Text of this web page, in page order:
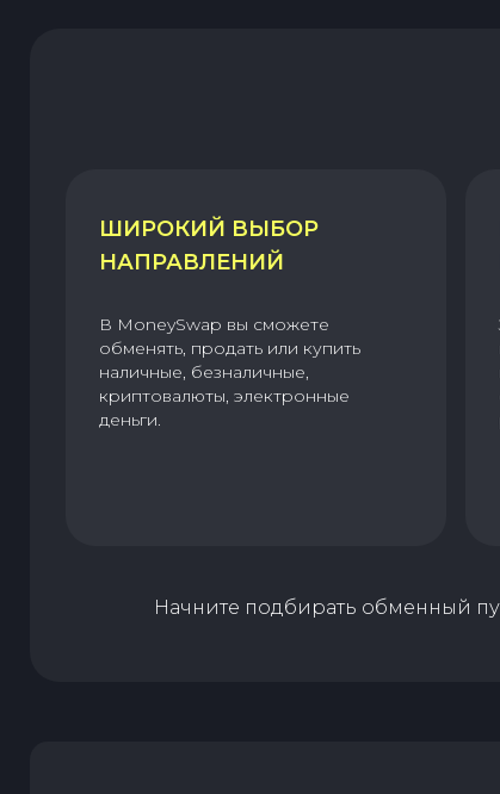
ШИРОКИЙ ВЫБОР
НАПРАВЛЕНИЙ
В MoneySwap вы сможете
обменять, продать или купить
наличные, безналичные,
криптовалюты, электронные
деньги.
Начните подбирать обменный